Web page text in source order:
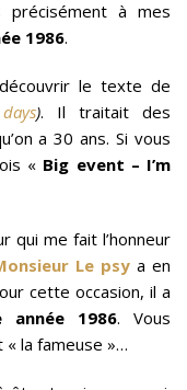
précisément à mes
1986.
le texte de
). Il traitait des
a 30 ans. Si vous
« Big event – I’m
qui me fait l’honneur
Le psy a en
cette occasion, il a
année 1986. Vous
« la fameuse »…